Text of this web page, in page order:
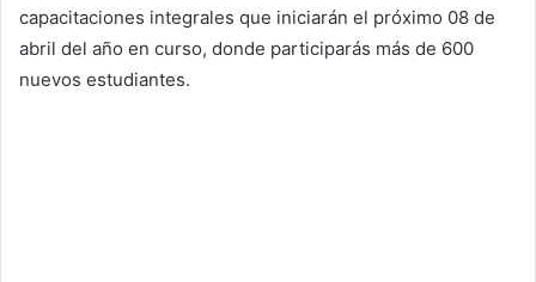
capacitaciones integrales que iniciarán el próximo 08 de
abril del año en curso, donde participarás más de 600
nuevos estudiantes.